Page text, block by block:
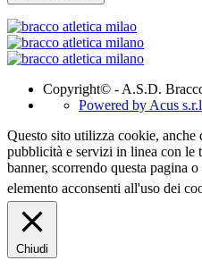
Copyright© - A.S.D.
Powered by Acus
Questo sito utilizza cookie,
pubblicità e servizi in linea con le
banner, scorrendo questa pagina
elemento acconsenti all'uso dei
Chiudi